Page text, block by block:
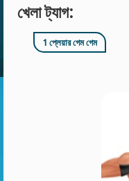
খেলা ট্যাগ:
1 প্লেয়ার গেম গেম